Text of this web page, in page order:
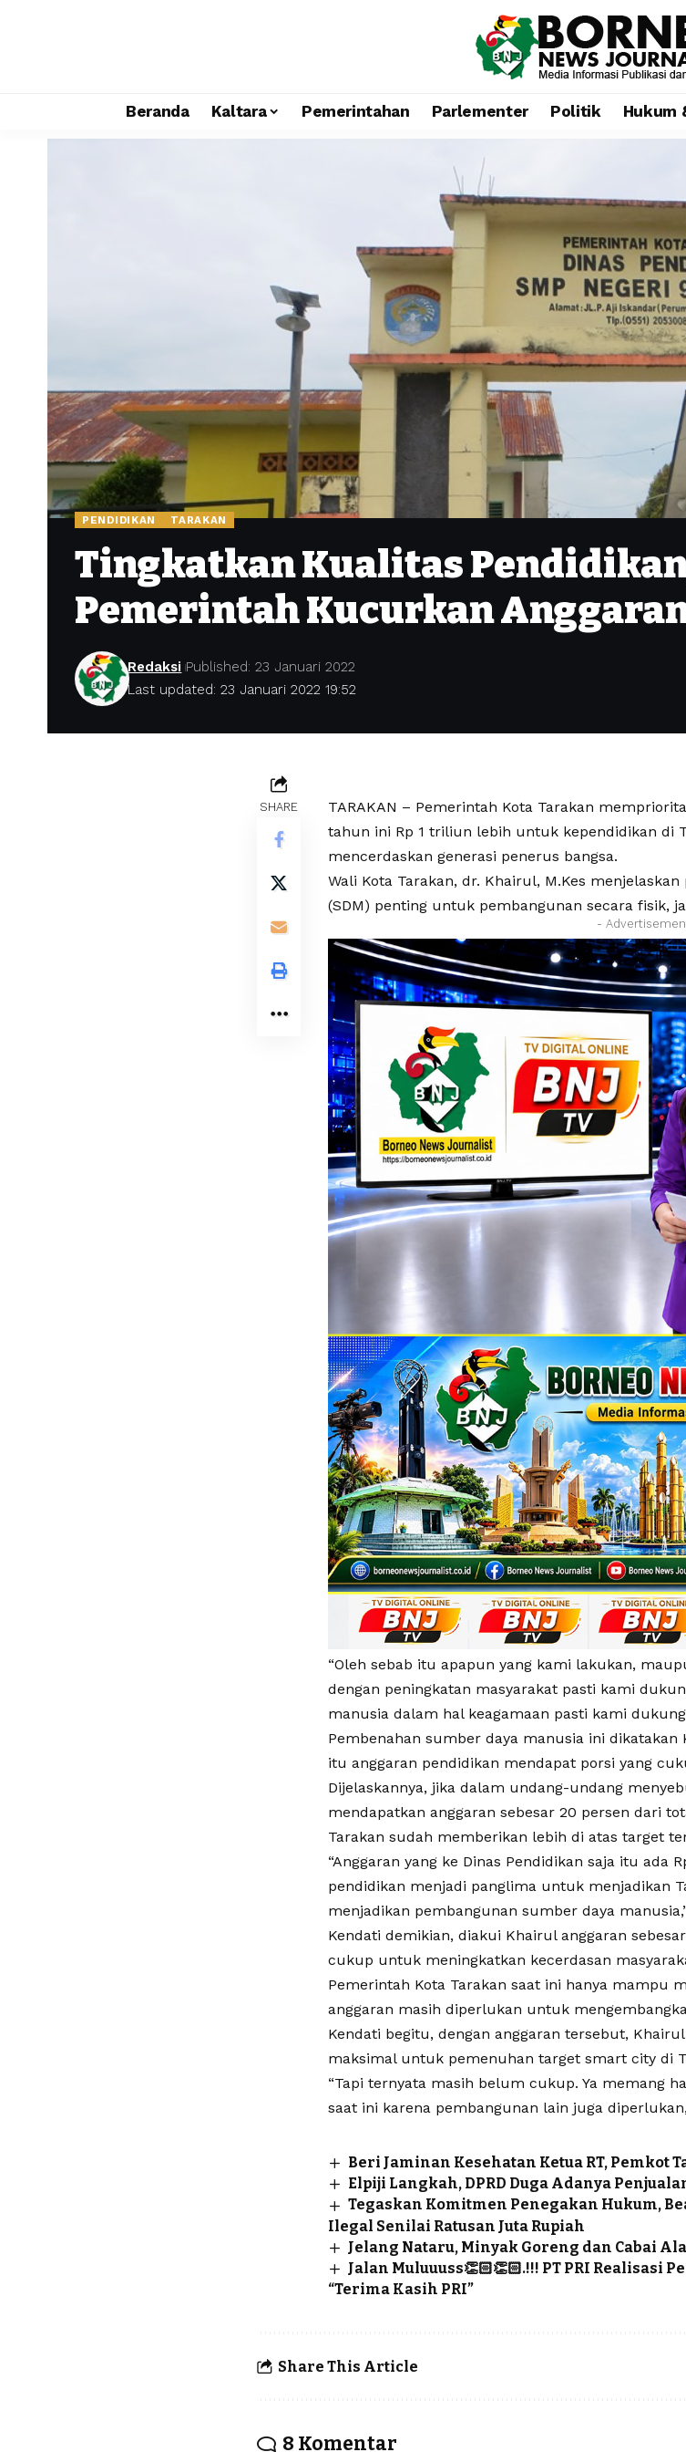
Beranda Kaltara Pemerintahan Parlementer Politik Hukum
PENDIDIKAN TARAKAN
Tingkatkan Kualitas
Pemerintah Kucurkan
Last updated: 23 Januari 2022 19:52
Redaksi Published: 23 Januari 2022
SHARE
TARAKAN – Pemerintah Kota Tarakan
tahun ini Rp 1 triliun lebih untuk kependidikan di
mencerdaskan generasi penerus bangsa.
Wali Kota Tarakan, dr. Khairul, M.Kes
(SDM) penting untuk pembangunan secara fisik,
-
“Oleh sebab itu apapun yang kami lakukan,
dengan peningkatan masyarakat pasti kami
manusia dalam hal keagamaan pasti kami
Pembenahan sumber daya manusia ini
itu anggaran pendidikan mendapat porsi yang
Dijelaskannya, jika dalam undang-undang
mendapatkan anggaran sebesar 20 persen dari
Tarakan sudah memberikan lebih di atas target
“Anggaran yang ke Dinas Pendidikan saja itu ada
pendidikan menjadi panglima untuk menjadikan
menjadikan pembangunan sumber daya
Kendati demikian, diakui Khairul anggaran
cukup untuk meningkatkan kecerdasan
Pemerintah Kota Tarakan saat ini hanya mampu
anggaran masih diperlukan untuk
Kendati begitu, dengan anggaran tersebut,
maksimal untuk pemenuhan target smart city di
“Tapi ternyata masih belum cukup. Ya memang
saat ini karena pembangunan lain juga
Beri Jaminan Kesehatan Ketua RT, Pemkot
Elpiji Langkah, DPRD Duga Adanya
Tegaskan Komitmen Penegakan Hukum,
Ilegal Senilai Ratusan Juta Rupiah
Jelang Nataru, Minyak Goreng dan Cabai
Jalan Muluuuss👏🏻👏🏻.!!! PT PRI Realisasi
“Terima Kasih PRI”
Share This Article
8 Komentar